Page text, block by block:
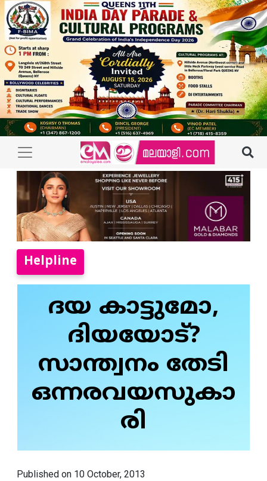
Helpline
ദയ കാട്ടുമോ,
ദിയയോട്?
സാന്ത്വനം തേടി
ഒന്നരവയസുകാ
രി
Published on 10 October, 2013